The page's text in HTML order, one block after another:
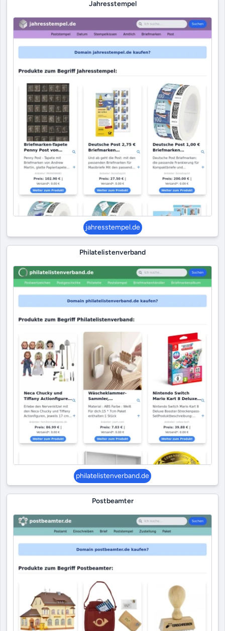
Jahresstempel
jahresstempel.de
Philatelistenverband
philatelistenverband.de
Postbeamter